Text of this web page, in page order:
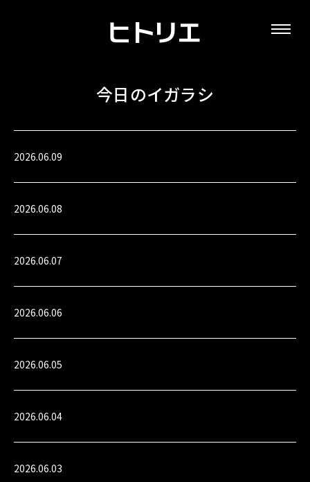
今日のイガラシ
2026.06.09
2026.06.08
2026.06.07
2026.06.06
2026.06.05
2026.06.04
2026.06.03